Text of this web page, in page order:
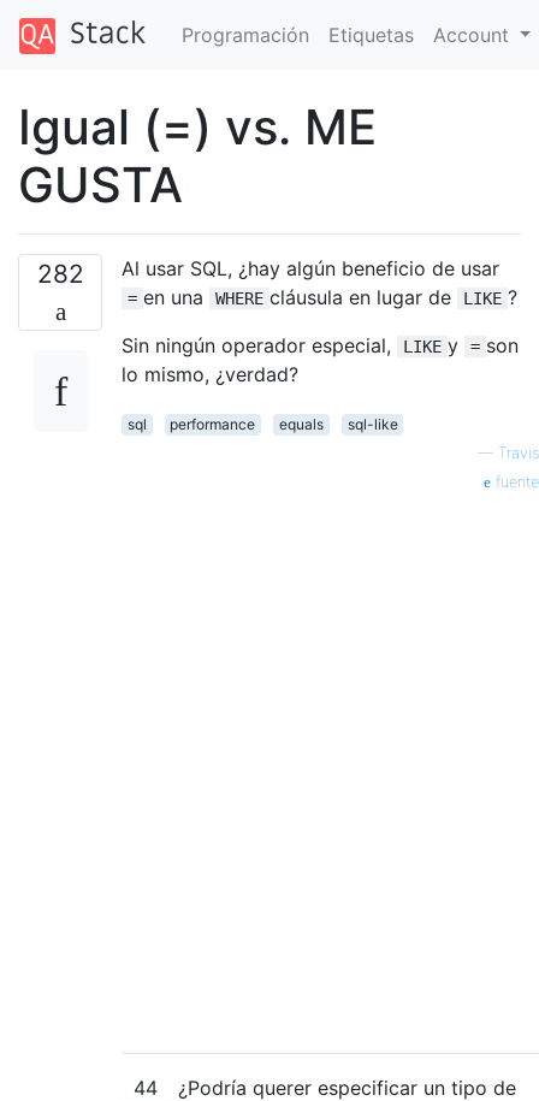
Programación Etiquetas Account
Igual (=) vs. ME
GUSTA
282 Al usar SQL, ¿hay algún beneficio de usar
= en una WHERE cláusula en lugar de LIKE ?
Sin ningún operador especial,
LIKE y = son
lo mismo, ¿verdad?
sql performance equals
sql-like
— Travis
fuente
44
¿Podría querer especificar un tipo de